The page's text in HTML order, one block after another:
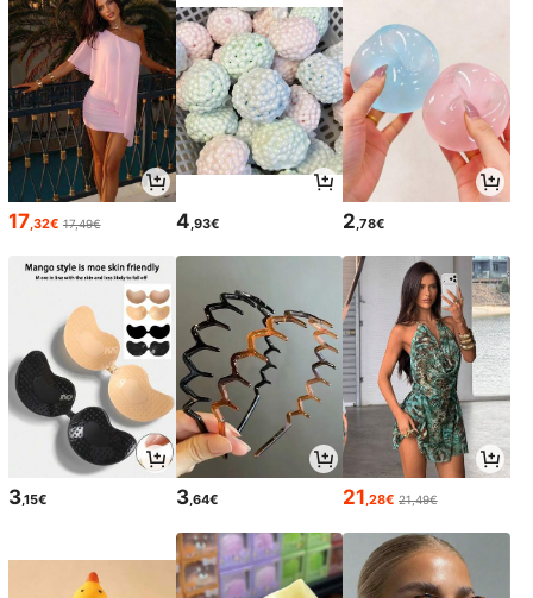
17,32€ 17,49€ 4,93€ 2,78€
3,15€ 3,64€ 21,28€ 21,49€